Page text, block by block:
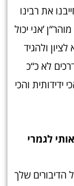
את רבינו
’אני יכול
ולהגיד
לא כ“כ
והכי
לגמרי
הדיבורים שלך